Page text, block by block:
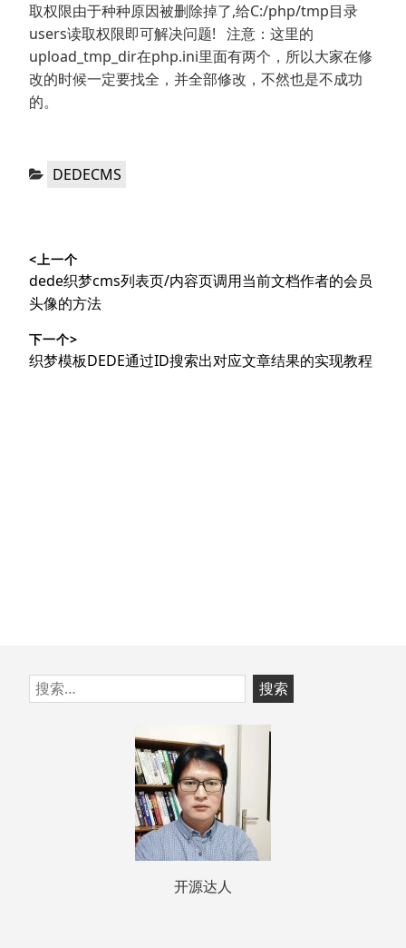
取权限由于种种原因被删除掉了,给C:/php/tmp目录
users读取权限即可解决问题! 注意：这里的
upload_tmp_dir在php.ini里面有两个，所以大家在修
改的时候一定要找全，并全部修改，不然也是不成功
的。
分
DEDECMS
章
导
航
<上一个
上
篇
章：
dede织梦cms列表页/内容页调用当前文档作者的会员
头像的方法
下一个>
下
织梦模板DEDE通过ID搜索出对应文章结果的实现教程
跳
至
搜
索：
开源达人